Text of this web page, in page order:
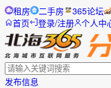
租房 二手房 365论坛
首页
登录/注册 个人中
发布信息